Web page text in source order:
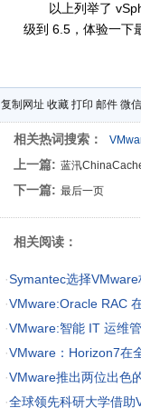
以上列举了
级到 6.5，体验一下
复制网址 收藏 打印 邮件 微信
相关热词搜索：
上一篇: 蓝汛
下一篇: 最后一页
相关阅读：
·Symantec选择
·VMware:Oracle RAC
·VMware:智能 IT 运维
·VMware：Horizon7在
·VMware推出两位出色
·全球领先科研大学借助